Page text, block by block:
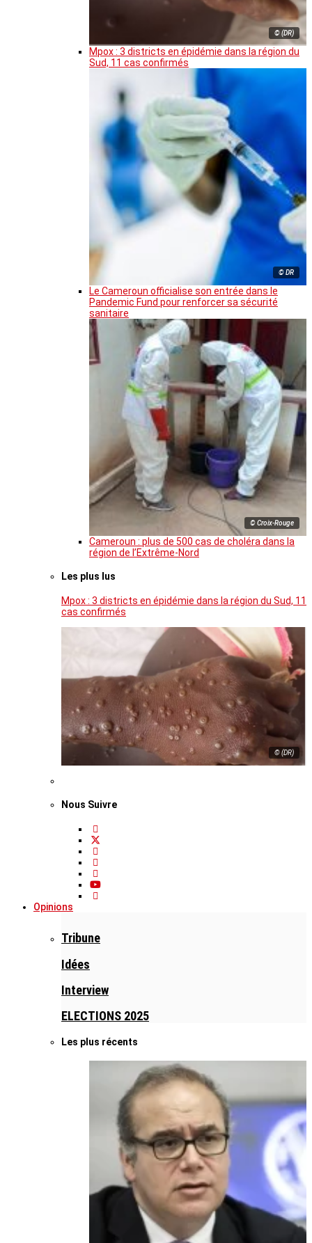
© (DR)
Mpox : 3 districts en épidémie dans la région du
Sud, 11 cas confirmés
© DR
Le Cameroun officialise son entrée dans le
Pandemic Fund pour renforcer sa sécurité
sanitaire
© Croix-Rouge
Cameroun : plus de 500 cas de choléra dans la
région de l’Extrême-Nord
Les plus lus
Mpox : 3 districts en épidémie dans la région du Sud, 11
cas confirmés
© (DR)
Nous Suivre
Opinions
Tribune
Idées
Interview
ELECTIONS 2025
Les plus récents